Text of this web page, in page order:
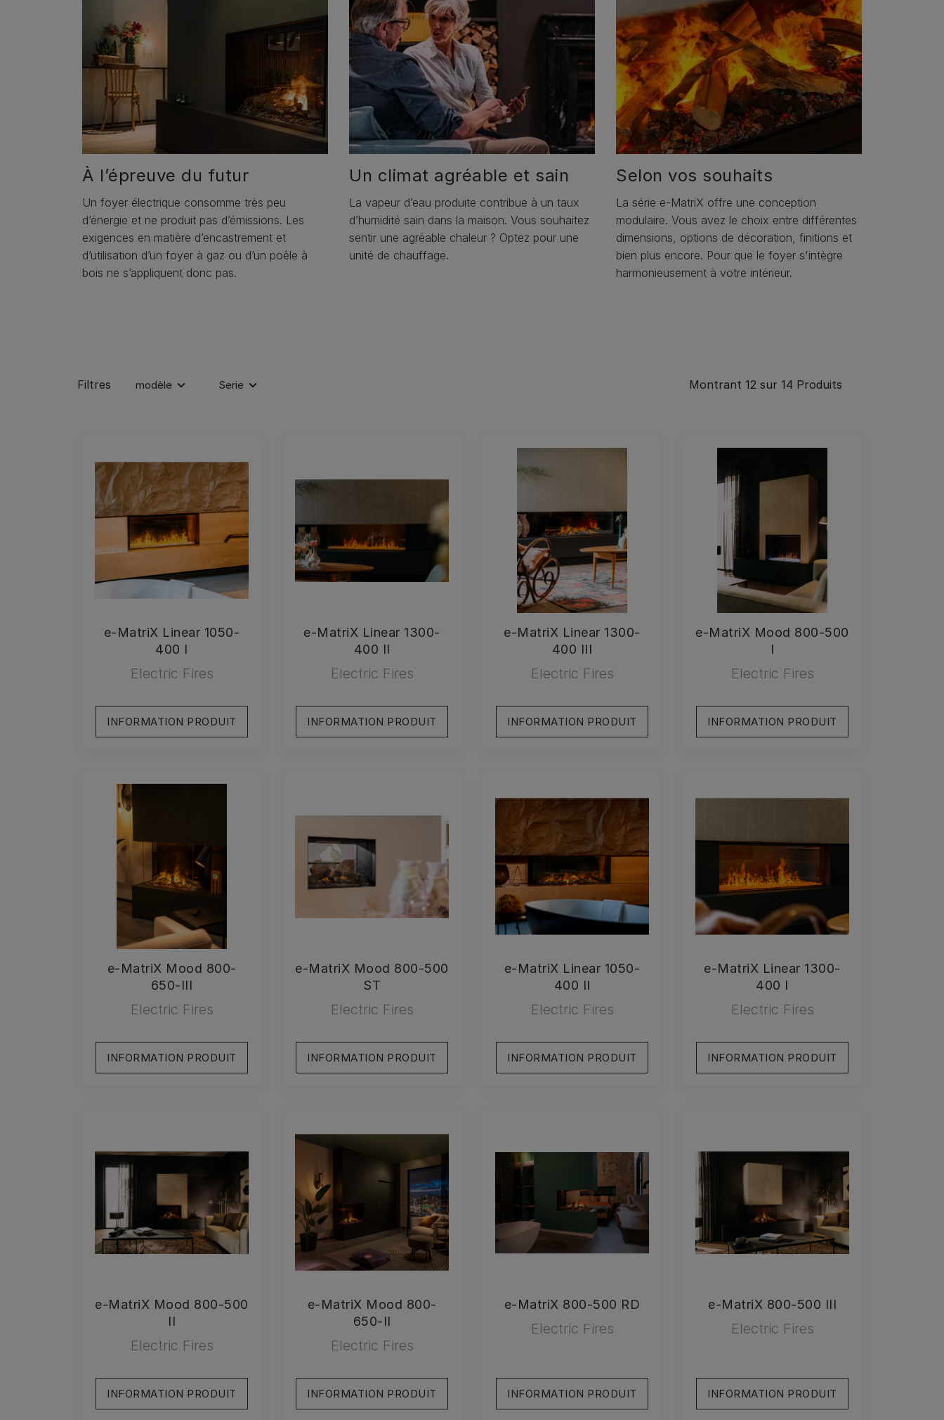
À l’épreuve du futur
Un foyer électrique consomme très peu
d’énergie et ne produit pas d’émissions. Les
exigences en matière d’encastrement et
d’utilisation d’un foyer à gaz ou d’un poêle à
bois ne s’appliquent donc pas.
Un climat agréable et sain
La vapeur d’eau produite contribue à un taux
d’humidité sain dans la maison. Vous souhaitez
sentir une agréable chaleur ? Optez pour une
unité de chauffage.
Selon vos souhaits
La série e-MatriX offre une conception
modulaire. Vous avez le choix entre différentes
dimensions, options de décoration, finitions et
bien plus encore. Pour que le foyer s'intègre
harmonieusement à votre intérieur.
Filtres modèle Serie Montrant 12 sur 14 Produits
e-MatriX Linear 1050-
400 I
Electric Fires
INFORMATION PRODUIT
e-MatriX Linear 1300-
400 II
Electric Fires
INFORMATION PRODUIT
e-MatriX Linear 1300-
400 III
Electric Fires
INFORMATION PRODUIT
e-MatriX Mood 800-500
I
Electric Fires
INFORMATION PRODUIT
e-MatriX Mood 800-
650-III
Electric Fires
INFORMATION PRODUIT
e-MatriX Mood 800-500
ST
Electric Fires
INFORMATION PRODUIT
e-MatriX Linear 1050-
400 II
Electric Fires
INFORMATION PRODUIT
e-MatriX Linear 1300-
400 I
Electric Fires
INFORMATION PRODUIT
e-MatriX Mood 800-500
II
Electric Fires
INFORMATION PRODUIT
e-MatriX Mood 800-
650-II
Electric Fires
INFORMATION PRODUIT
e-MatriX 800-500 RD
Electric Fires
INFORMATION PRODUIT
e-MatriX 800-500 III
Electric Fires
INFORMATION PRODUIT